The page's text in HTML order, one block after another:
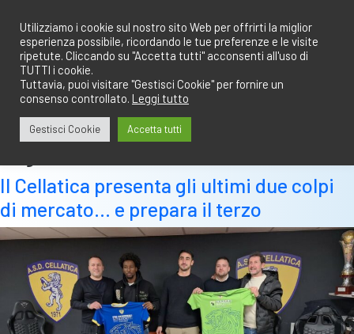
contenuto
Il Cellatica presenta gli ultimi due colpi
di mercato… e prepara il terzo
Utilizziamo i cookie sul nostro sito Web per offrirti la miglior
esperienza possibile, ricordando le tue preferenze e le visite
ripetute. Cliccando su "Accetta tutti" acconsenti all'uso di
TUTTI i cookie.
Tuttavia, puoi visitare "Gestisci Cookie" per fornire un
consenso controllato. Leggi tutto
Gestisci Cookie Accetta tutti